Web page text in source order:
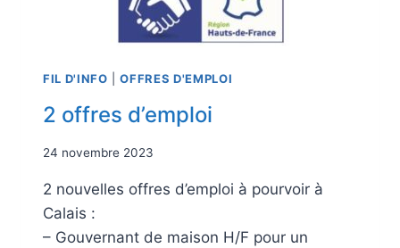
FIL D'INFO |OFFRES D'EMPLOI
2 offres d’emploi
24 novembre 2023
2 nouvelles offres d’emploi à pourvoir à
Calais :
– Gouvernant de maison H/F pour un